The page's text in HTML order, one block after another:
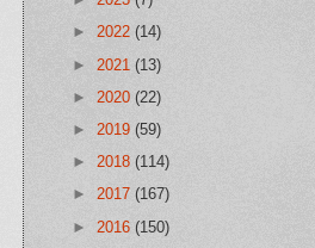
► 2022 (14)
► 2021 (13)
► 2020 (22)
► 2019 (59)
► 2018 (114)
► 2017 (167)
► 2016 (150)